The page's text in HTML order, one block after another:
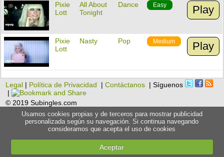
Pixie
Lott
All About
Tonight
Dance Easy Play
Pixie
Lott
Nasty Pop Medium Play
Legal | Política de Privacidad |Contáctanos | Síguenos
|
© 2019 Subingles.com
Usamos cookies propias y de terceros para mostrar publicidad
personalizada según su navegación. Si continua navegando
consideramos que acepta el uso de cookies
Aceptar